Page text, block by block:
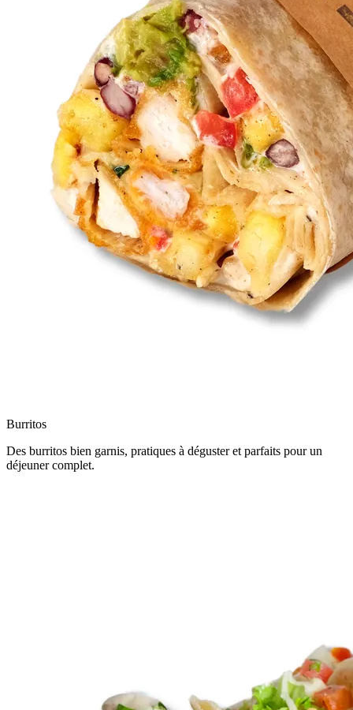
Burritos
Des burritos bien garnis, pratiques à déguster et parfaits pour un
déjeuner complet.